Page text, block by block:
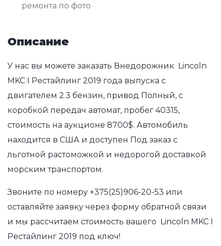
ремонта по фото
Описание
У нас вы можете заказать Внедорожник Lincoln
MKC I Рестайлинг 2019 года выпуска с
двигателем 2.3 бензин, привод Полный, с
коробкой передач автомат, пробег 40315,
стоимость на аукционе 8700$. Автомобиль
находится в США и доступен Под заказ с
льготной растоможкой и недорогой доставкой
морским транспортом.
Звоните по номеру +375(25)906-20-53 или
оставляйте заявку через форму обратной связи
и мы рассчитаем стоимость вашего Lincoln MKC I
Рестайлинг 2019 под ключ!